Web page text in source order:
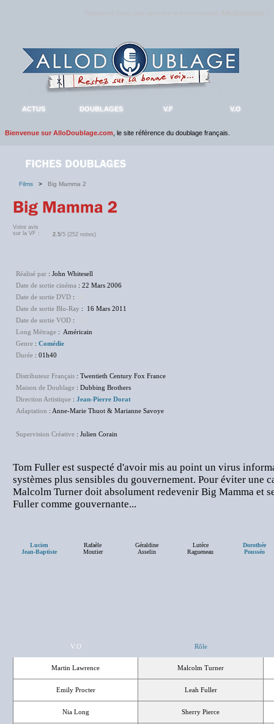
ACTUS DOUBLAGES V.F V.O
Bienvenue sur AlloDoublage.com , le site référence du doublage français.
Films > Big Mamma 2
Votre avis
sur la VF :
2.5/5 (252 notes)
Réalisé par : John Whitesell
Date de sortie cinéma : 22 Mars 2006
Date de sortie DVD :
Date de sortie Blu-Ray : 16 Mars 2011
Date de sortie VOD :
Long Métrage : Américain
Genre : Comédie
Durée : 01h40
Distributeur Français : Twentieth Century Fox France
Maison de Doublage : Dubbing Brothers
Direction Artistique : Jean-Pierre Dorat
Adaptation : Anne-Marie Thuot & Marianne Savoye
Supervision Créative : Julien Corain
Tom Fuller est suspecté d'avoir mis au point un virus
systèmes plus sensibles du gouvernement. Pour éviter une
Malcolm Turner doit absolument redevenir Big Mamma et
Fuller comme gouvernante...
Lucien
Jean-Baptiste
Rafaèle
Moutier
Géraldine
Asselin
Lutèce
Ragueneau
Dorothée
Pousséo
V.O Rôle
Martin Lawrence Malcolm Turner
Emily Procter Leah Fuller
Nia Long Sherry Pierce